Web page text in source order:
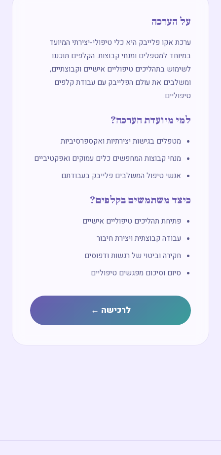
על הערכה
ערכת אקו פלייבק היא כלי טיפולי-יצירתי המיועד
במיוחד למטפלים ומנחי קבוצות. הקלפים תוכננו
לשימוש בתהליכים טיפוליים אישיים וקבוצתיים,
ומשלבים את עולם הפלייבק עם עבודת קלפים
טיפוליים.
למי מיועדת הערכה?
מטפלים בגישות יצירתיות ואקספרסיביות
מנחי קבוצות המחפשים כלים עמוקים ואפקטיביים
אנשי טיפול המשלבים פלייבק בעבודתם
כיצד משתמשים בקלפים?
פתיחת תהליכים טיפוליים אישיים
עבודה קבוצתית ויצירת חיבור
חקירה וביטוי של רגשות ודפוסים
סיום וסיכום מפגשים טיפוליים
לרכישה ←